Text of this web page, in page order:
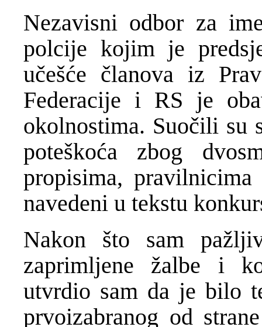
Nezavisni odbor za
polcije kojim je
učešće članova iz
Federacije i RS je
okolnostima. Suočili su
poteškoća zbog
propisima,
navedeni u tekstu
Nakon što sam
zaprimljene žalbe i
utvrdio sam da je bilo
prvoizabranog od